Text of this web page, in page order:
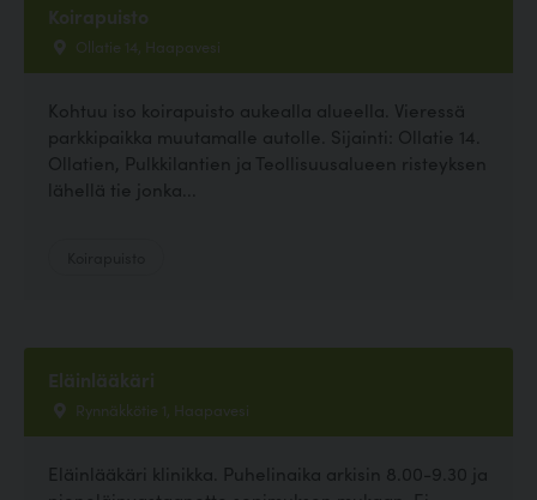
Koirapuisto
Ollatie 14, Haapavesi
Kohtuu iso koirapuisto aukealla alueella. Vieressä
parkkipaikka muutamalle autolle. Sijainti: Ollatie 14.
Ollatien, Pulkkilantien ja Teollisuusalueen risteyksen
lähellä tie jonka...
Eläinlääkäri
Rynnäkkötie 1, Haapavesi
Eläinlääkäri klinikka. Puhelinaika arkisin 8.00-9.30 ja